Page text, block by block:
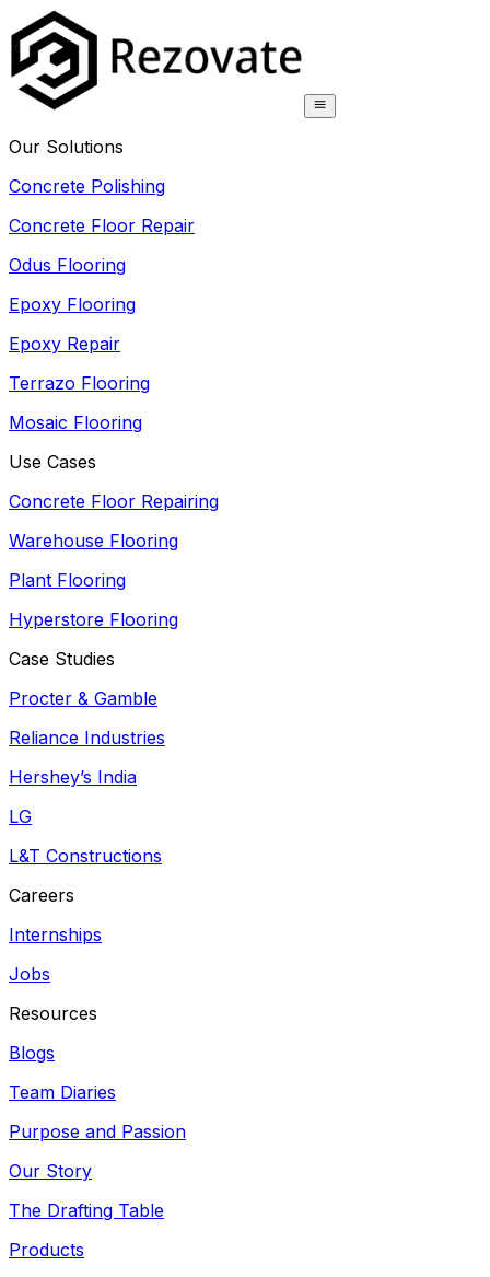
Our Solutions
Concrete Polishing
Concrete Floor Repair
Odus Flooring
Epoxy Flooring
Epoxy Repair
Terrazo Flooring
Mosaic Flooring
Use Cases
Concrete Floor Repairing
Warehouse Flooring
Plant Flooring
Hyperstore Flooring
Case Studies
Procter & Gamble
Reliance Industries
Hershey’s India
LG
L&T Constructions
Careers
Internships
Jobs
Resources
Blogs
Team Diaries
Purpose and Passion
Our Story
The Drafting Table
Products